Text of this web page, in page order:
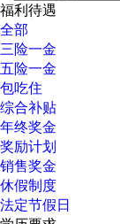
福利待遇
全部
三险一金
五险一金
包吃住
综合补贴
年终奖金
奖励计划
销售奖金
休假制度
法定节假日